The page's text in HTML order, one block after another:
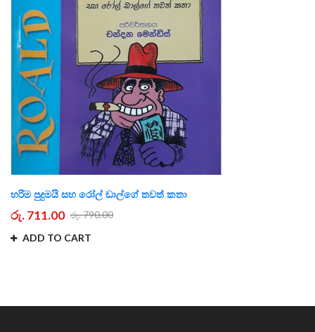
හරිම පුදුමයි සහ රෝල් ඩාල්ගේ තවත් කතා
රු. 711.00 රු. 790.00
ADD TO CART